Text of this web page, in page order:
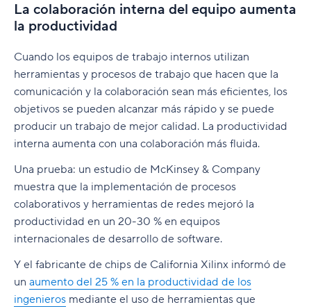
La colaboración interna del equipo aumenta
la productividad
Cuando los equipos de trabajo internos utilizan
herramientas y procesos de trabajo que hacen que la
comunicación y la colaboración sean más eficientes, los
objetivos se pueden alcanzar más rápido y se puede
producir un trabajo de mejor calidad. La productividad
interna aumenta con una colaboración más fluida.
Una prueba: un estudio de McKinsey & Company
muestra que la implementación de procesos
colaborativos y herramientas de redes mejoró la
productividad en un 20-30 % en equipos
internacionales de desarrollo de software.
Y el fabricante de chips de California Xilinx informó de
un aumento del 25 % en la productividad de los
ingenieros mediante el uso de herramientas que